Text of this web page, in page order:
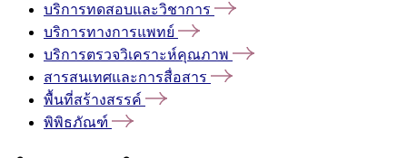
บริการทดสอบและวิชาการ
บริการทางการแพทย์
บริการตรวจวิเคราะห์คุณภาพ
สารสนเทศและการสื่อสาร
พื้นที่สร้างสรรค์
พิพิธภัณฑ์